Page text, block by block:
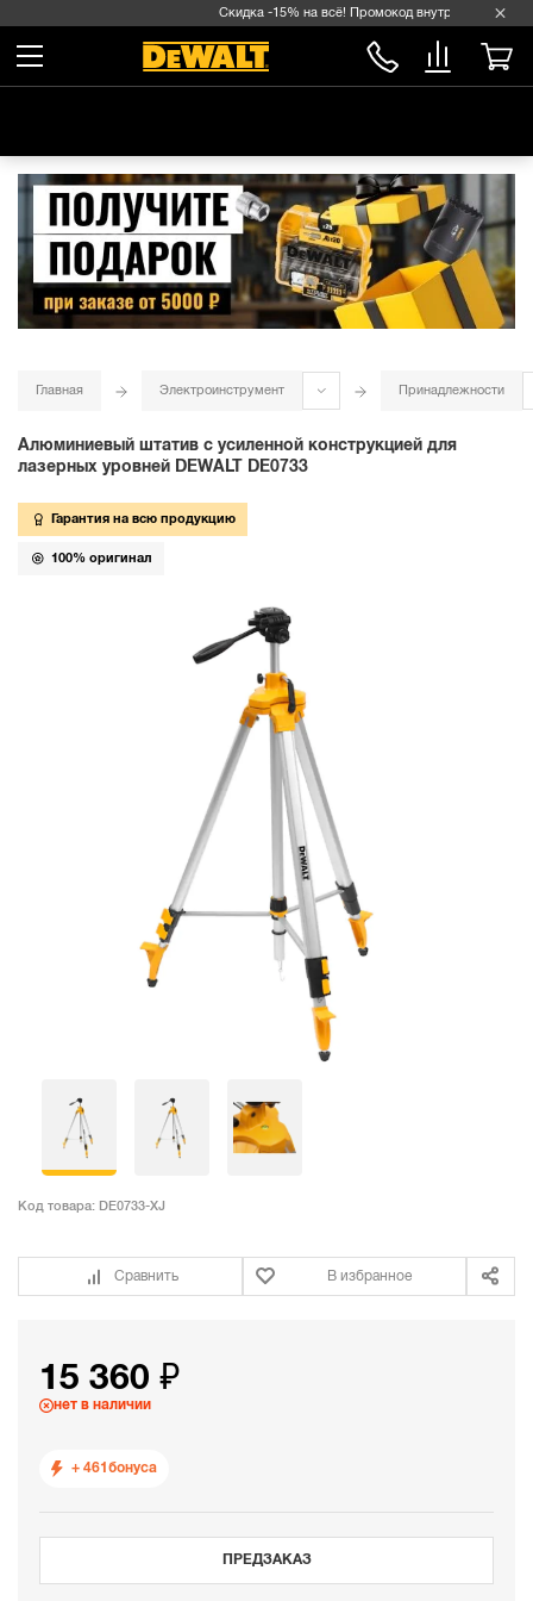
Скидка -15% на всё! Промокод внутри →
Главная Электроинструмент Принадлежности
Алюминиевый штатив с усиленной конструкцией для
лазерных уровней DEWALT DE0733
Гарантия на всю продукцию
100% оригинал
Код товара: DE0733-XJ
Сравнить В избранное
15 360 ₽
нет в наличии
+ 461 бонуса
ПРЕДЗАКАЗ